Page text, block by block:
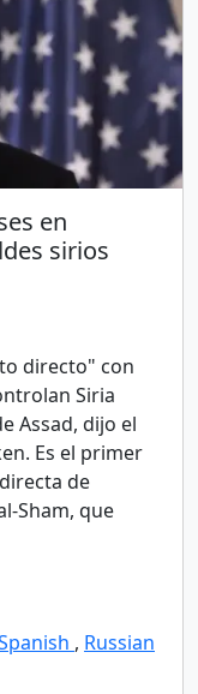
en
sirios
directo" con
Siria
Assad, dijo el
Es el primer
de
Sham, que
, Russian